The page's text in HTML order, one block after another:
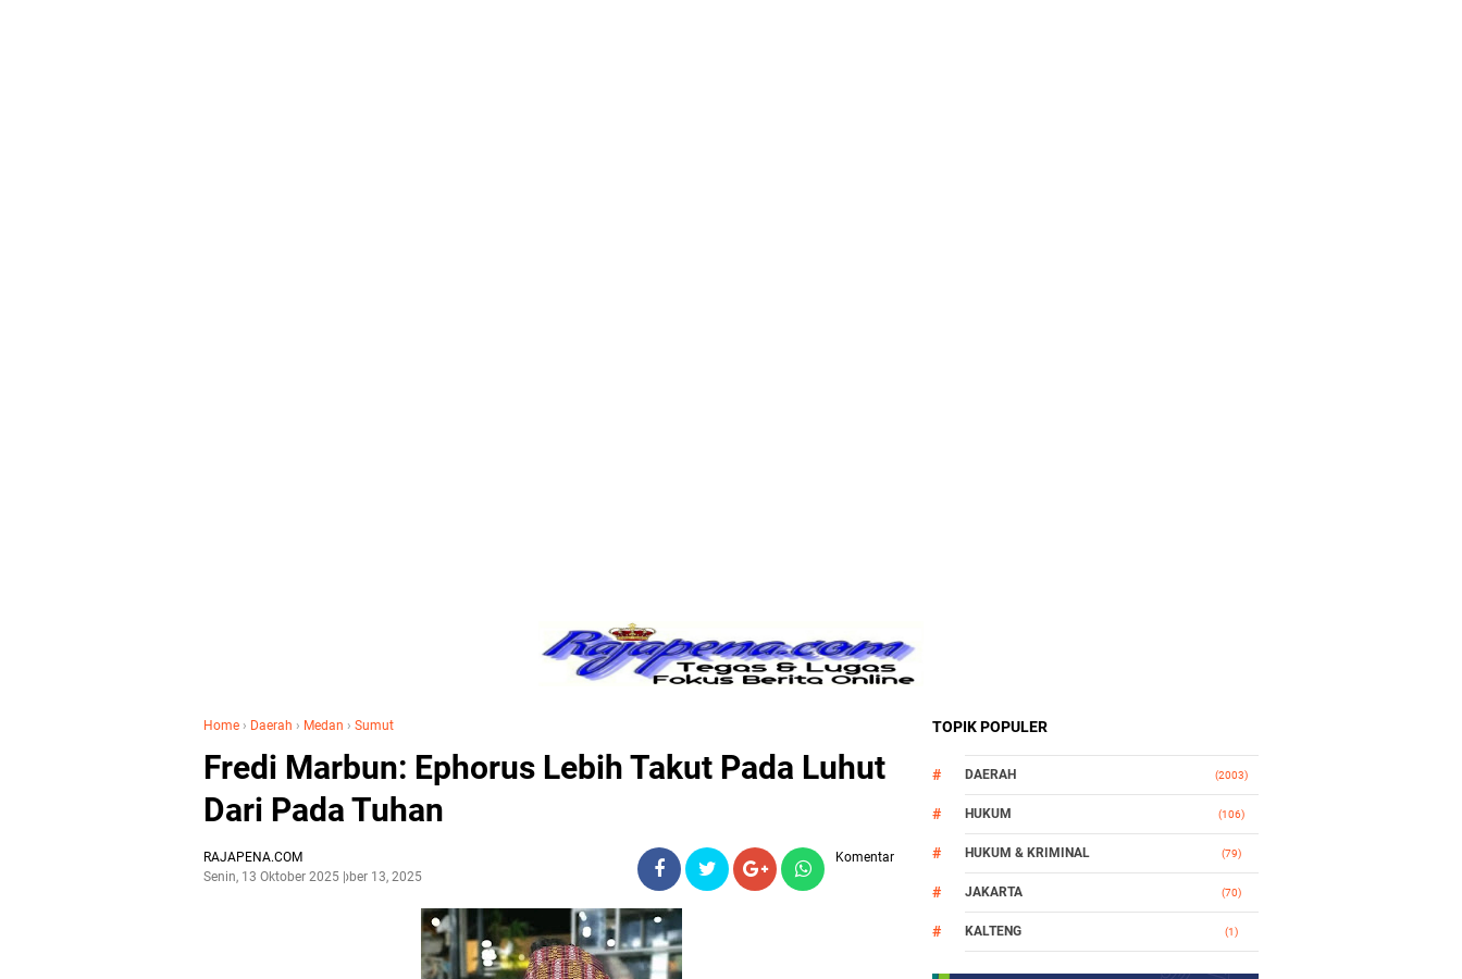
Home › Daerah › Medan › Sumut
Fredi Marbun: Ephorus Lebih Takut Pada Luhut
Dari Pada Tuhan
RAJAPENA.COM
Senin, 13 Oktober 2025Oktober 13, 2025
Komentar
TOPIK POPULER
DAERAH (2003)
HUKUM (106)
HUKUM & KRIMINAL (79)
JAKARTA (70)
KALTENG (1)
MAKASSAR